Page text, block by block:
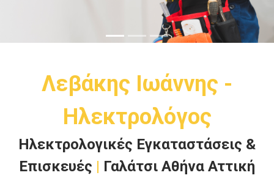
Λεβάκης Ιωάννης -
Ηλεκτρολόγος
Ηλεκτρολογικές Εγκαταστάσεις &
Επισκευές | Γαλάτσι Αθήνα Αττική